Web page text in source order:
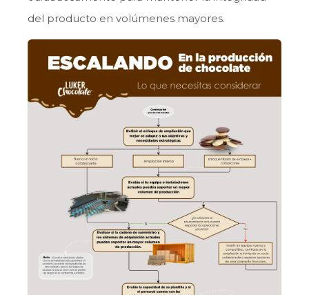
del producto en volúmenes mayores.